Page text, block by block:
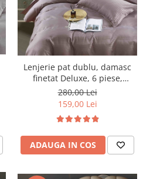
Lenjerie pat dublu, damasc
finetat Deluxe, 6 piese,
cearceaf pat cu elastic, Roz
Inchis
280,00 Lei
159,00 Lei
ADAUGA IN COS